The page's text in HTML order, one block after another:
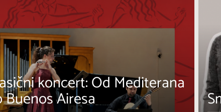
Osmica za en dan